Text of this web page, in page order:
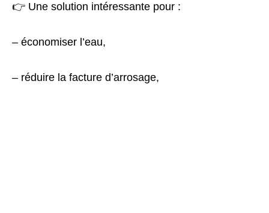
👉 Une solution intéressante pour :
– économiser l’eau,
– réduire la facture d’arrosage,